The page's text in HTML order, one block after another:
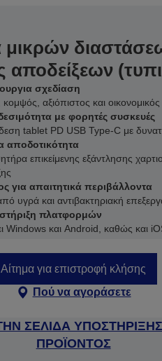
μικρών
αποδείξεων
σχεδίαση
κομψός, αξιόπιστος και οικονομικός
με φορητές συσκευές
tablet PD USB Type-C με
αποδοτικότητα
επικείμενης εξάντλησης
για απαιτητικά περιβάλλοντα
υγρά και αντιβακτηριακή
πλατφορμών
Windows και Android, καθώς και
Αίτημα για επιστροφή κλήσης
Πού να αγοράσετε
ΣΕΛΙΔΑ
ΠΡΟΪΟΝΤΟΣ